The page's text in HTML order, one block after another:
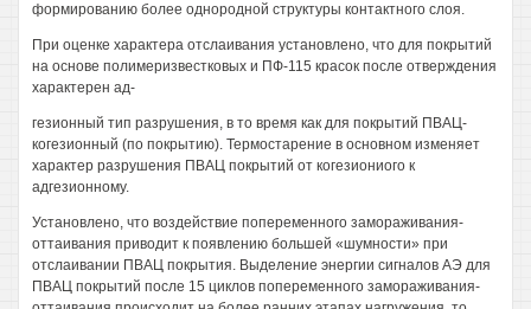
формированию более однородной структуры контактного слоя.
При оценке характера отслаивания установлено, что для покрытий
на основе полимеризвестковых и ПФ-115 красок после отверждения
характерен ад-
гезионный тип разрушения, в то время как для покрытий ПВАЦ-
когезионный (по покрытию). Термостарение в основном изменяет
характер разрушения ПВАЦ покрытий от когезиониого к
адгезионному.
Установлено, что воздействие попеременного замораживания-
оттаивания приводит к появлению большей «шумности» при
отслаивании ПВАЦ покрытия. Выделение энергии сигналов АЭ для
ПВАЦ покрытий после 15 циклов попеременного замораживания-